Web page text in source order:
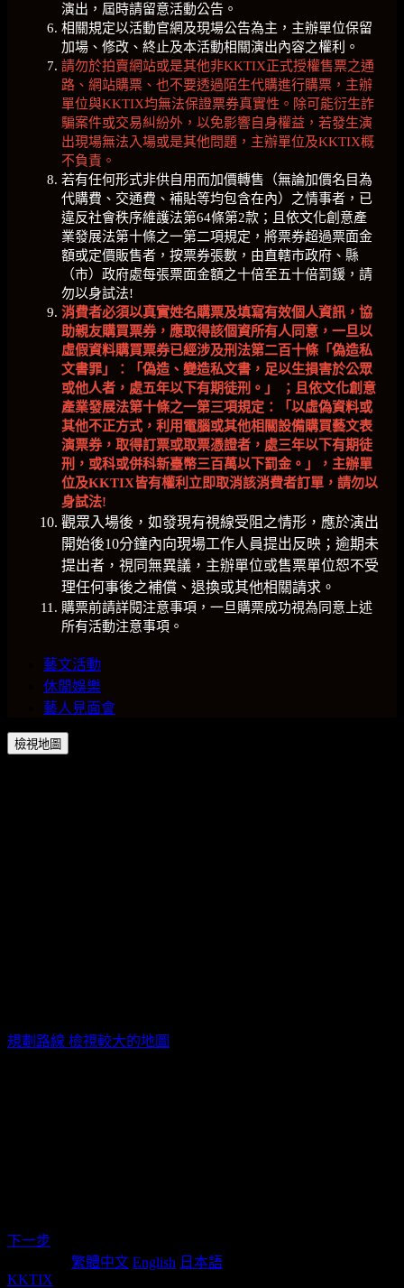
演出，屆時請留意活動公告。
相關規定以活動官網及現場公告為主，主辦單位保留
加場、修改、終止及本活動相關演出內容之權利。
請勿於拍賣網站或是其他非KKTIX正式授權售票之通
路、網站購票、也不要透過陌生代購進行購票，主辦
單位與KKTIX均無法保證票券真實性。除可能衍生詐
騙案件或交易糾紛外，以免影響自身權益，若發生演
出現場無法入場或是其他問題，主辦單位及KKTIX概
不負責。
若有任何形式非供自用而加價轉售（無論加價名目為
代購費、交通費、補貼等均包含在內）之情事者，已
違反社會秩序維護法第64條第2款；且依文化創意產
業發展法第十條之一第二項規定，將票券超過票面金
額或定價販售者，按票券張數，由直轄市政府、縣
（市）政府處每張票面金額之十倍至五十倍罰鍰，請
勿以身試法!
消費者必須以真實姓名購票及填寫有效個人資訊，協
助親友購買票券，應取得該個資所有人同意，一旦以
虛假資料購買票券已經涉及刑法第二百十條「偽造私
文書罪」：「偽造、變造私文書，足以生損害於公眾
或他人者，處五年以下有期徒刑。」
；且依文化創意
產業發展法第十條之一第三項規定：「以虛偽資料或
其他不正方式，利用電腦或其他相關設備購買藝文表
演票券，取得訂票或取票憑證者，處三年以下有期徒
刑，或科或併科新臺幣三百萬以下罰金。」，主辦單
位及KKTIX皆有權利立即取消該消費者訂單，請勿以
身試法!
觀眾入場後，如發現有視線受阻之情形，應於演出
開始後10分鐘內向現場工作人員提出反映；逾期未
提出者，視同無異議，主辦單位或售票單位恕不受
理任何事後之補償、退換或其他相關請求。
購票前請詳閱注意事項，一旦購票成功視為同意上述
所有活動注意事項。
藝文活動
休閒娛樂
藝人見面會
檢視地圖
規劃路線 檢視較大的地圖
下一步
繁體中文 English 日本語
KKTIX